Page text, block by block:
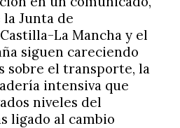
la Junta de
La Mancha y el
siguen careciendo
sobre el transporte, la
intensiva que
niveles del
ligado al cambio